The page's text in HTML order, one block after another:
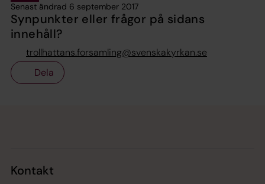
Senast ändrad 6 september 2017
Synpunkter eller frågor på sidans
innehåll?
trollhattans.forsamling@svenskakyrkan.se
Dela
Kontakt